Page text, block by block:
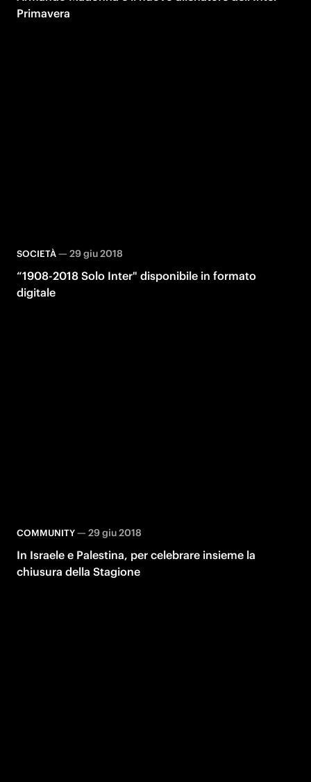
Primavera
SOCIETÀ— 29 giu 2018
“1908-2018 Solo Inter" disponibile in formato
digitale
COMMUNITY— 29 giu 2018
In Israele e Palestina, per celebrare insieme la
chiusura della Stagione